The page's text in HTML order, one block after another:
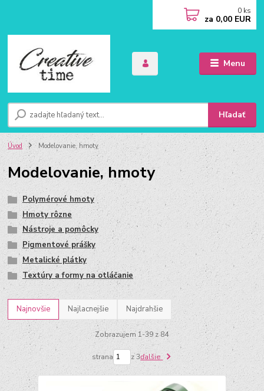
Menu
Hľadať
0 ks
za 0,00 EUR
Úvod Modelovanie, hmoty
Modelovanie, hmoty
Polymérové hmoty
Hmoty rôzne
Nástroje a pomôcky
Pigmentové prášky
Metalické plátky
Textúry a formy na otláčanie
Najnovšie Najlacnejšie Najdrahšie
Zobrazujem 1-39 z 84
strana z 3ďalšie